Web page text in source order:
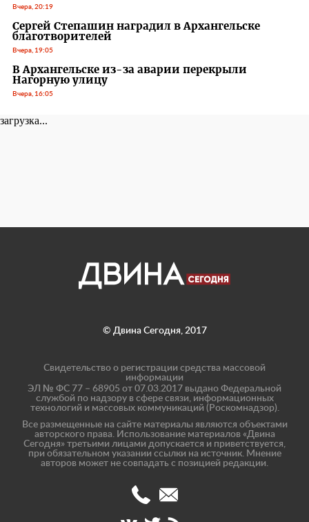
Вчера, 20:19
Сергей Степашин наградил в Архангельске
благотворителей
Вчера, 19:05
В Архангельске из-за аварии перекрыли
Нагорную улицу
Вчера, 16:05
загрузка...
© Двина Сегодня, 2017
Свидетельство о регистрации средства массовой
информации
ЭЛ № ФС 77 – 68905 от 07.03.2017 выдано Федеральной
службой по надзору в сфере связи, информационных
технологий и массовых коммуникаций (Роскомнадзор).
Все размещенные на сайте материалы являются объектами
авторского права. Использование материалов «Двина
Сегодня» третьими лицами допускается и приветствуется,
при обязательном указании ссылки на источник. Мнение
авторов может не совпадать с позицией редакции.
(8182)
47-
40
info@dvinatoday.ru